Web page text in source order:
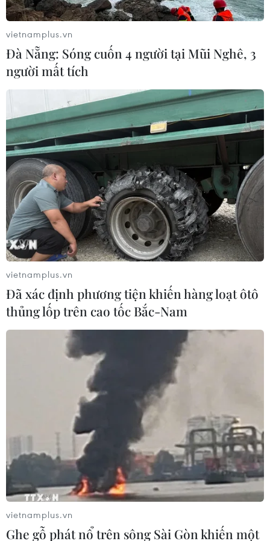
Cháy rừng tại Indonesia ảnh hưởng tới
nhiều nước láng giềng
14/09/2019 12:36
Các hình ảnh chụp từ vệ tinh cho thấy khói mù dày đặc
do cháy rừng ở Indonesia đã bao trùm một khu vực
rộng lớn Eo biển Malacca cùng Singapore và Malaysia.
Chất lượng không khí tại Singapore thấp
nhất trong nhiều năm qua
14/09/2019 13:38
Ô nhiễm khói bụi từ các đám cháy rừng ở Indonesia đã
khiến chất lượng không khí tại Singapore xuống mức
không an toàn cho sức khỏe con người.
vietnamplus.vn
Đà Nẵng: Sóng cuốn 4 người tại Mũi Nghê, 3
người mất tích
vietnamplus.vn
Đã xác định phương tiện khiến hàng loạt ôtô
thủng lốp trên cao tốc Bắc-Nam
vietnamplus.vn
Ghe gỗ phát nổ trên sông Sài Gòn khiến một